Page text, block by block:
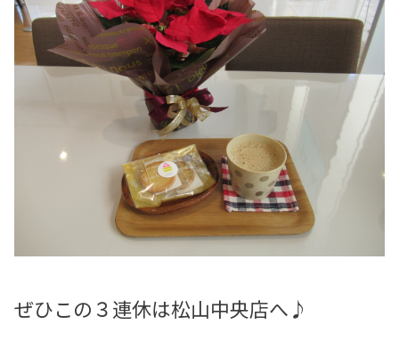
ぜひこの３連休は松山中央店へ♪